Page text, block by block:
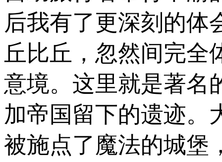
后我有了更深刻的体
丘比丘，忽然间完全
意境。这里就是著
加帝国留下的遗迹。
被施点了魔法的城堡